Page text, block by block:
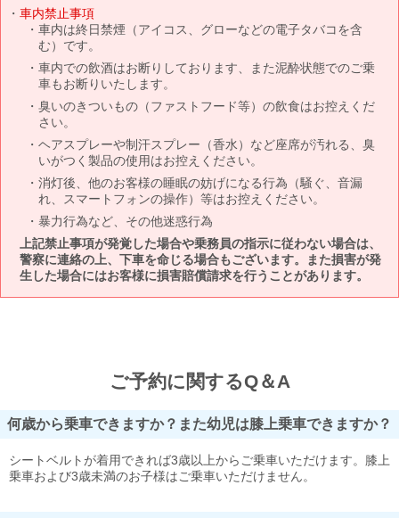
車内禁止事項
車内は終日禁煙（アイコス、グローなどの電子タバコを含
む）です。
車内での飲酒はお断りしております、また泥酔状態でのご乗
車もお断りいたします。
臭いのきついもの（ファストフード等）の飲食はお控えくだ
さい。
ヘアスプレーや制汗スプレー（香水）など座席が汚れる、臭
いがつく製品の使用はお控えください。
消灯後、他のお客様の睡眠の妨げになる行為（騒ぐ、音漏
れ、スマートフォンの操作）等はお控えください。
暴力行為など、その他迷惑行為
上記禁止事項が発覚した場合や乗務員の指示に従わない場合は、
警察に連絡の上、下車を命じる場合もございます。また損害が発
生した場合にはお客様に損害賠償請求を行うことがあります。
ご予約に関するQ＆A
何歳から乗車できますか？また幼児は膝上乗車できますか？
シートベルトが着用できれば3歳以上からご乗車いただけます。膝上
乗車および3歳未満のお子様はご乗車いただけません。